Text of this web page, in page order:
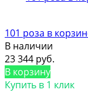
101 роза в
В наличии
23 344 руб.
В корзину
Купить в 1 клик